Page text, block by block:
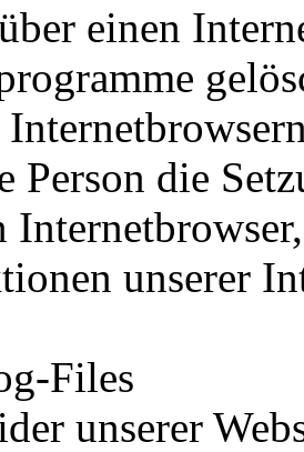
einen
Person die
unserer
Files
unserer